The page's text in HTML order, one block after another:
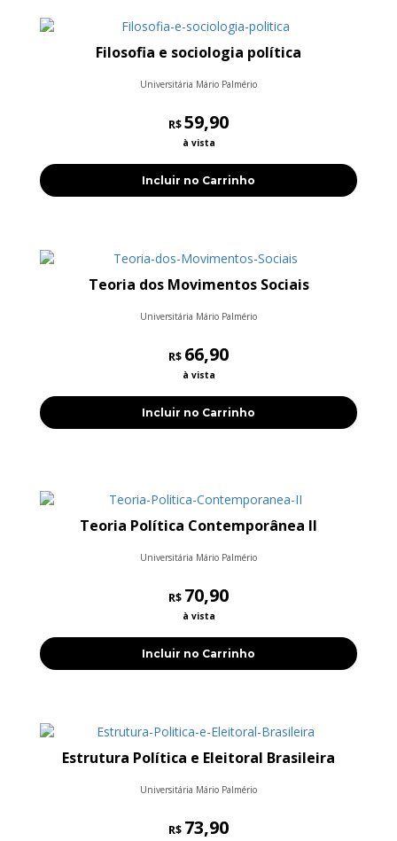
Filosofia e sociologia política
Universitária Mário Palmério
R$59,90
à vista
Incluir no Carrinho
Teoria dos Movimentos Sociais
Universitária Mário Palmério
R$ 66,90
à vista
Incluir no Carrinho
Teoria Política Contemporânea II
Universitária Mário Palmério
R$ 70,90
à vista
Incluir no Carrinho
Estrutura Política e Eleitoral Brasileira
Universitária Mário Palmério
R$ 73,90